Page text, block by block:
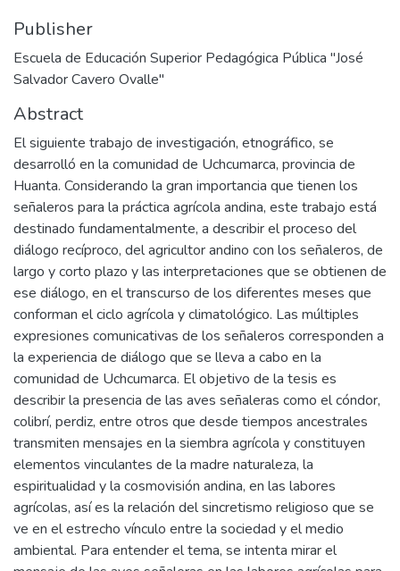
Publisher
Escuela de Educación Superior Pedagógica Pública "José
Salvador Cavero Ovalle"
Abstract
El siguiente trabajo de investigación, etnográfico, se
desarrolló en la comunidad de Uchcumarca, provincia de
Huanta. Considerando la gran importancia que tienen los
señaleros para la práctica agrícola andina, este trabajo está
destinado fundamentalmente, a describir el proceso del
diálogo recíproco, del agricultor andino con los señaleros, de
largo y corto plazo y las interpretaciones que se obtienen de
ese diálogo, en el transcurso de los diferentes meses que
conforman el ciclo agrícola y climatológico. Las múltiples
expresiones comunicativas de los señaleros corresponden a
la experiencia de diálogo que se lleva a cabo en la
comunidad de Uchcumarca. El objetivo de la tesis es
describir la presencia de las aves señaleras como el cóndor,
colibrí, perdiz, entre otros que desde tiempos ancestrales
transmiten mensajes en la siembra agrícola y constituyen
elementos vinculantes de la madre naturaleza, la
espiritualidad y la cosmovisión andina, en las labores
agrícolas, así es la relación del sincretismo religioso que se
ve en el estrecho vínculo entre la sociedad y el medio
ambiental. Para entender el tema, se intenta mirar el